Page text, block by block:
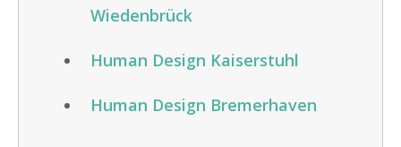
Wiedenbrück
Human Design Kaiserstuhl
Human Design Bremerhaven